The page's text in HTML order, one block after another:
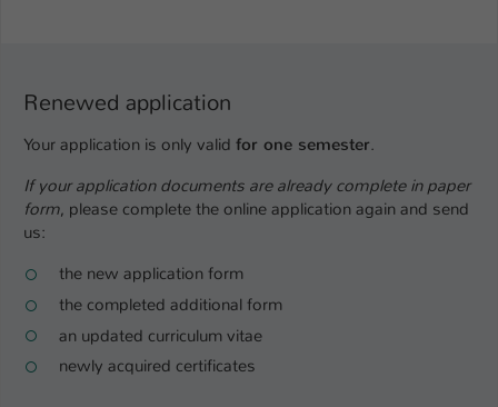
Renewed application
Your application is only valid for one semester.
If your application documents are already complete in paper
form, please complete the online application again and send
us:
the new application form
the completed additional form
an updated curriculum vitae
newly acquired certificates